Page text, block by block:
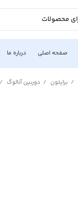
صفحه اصلی درباره ما
برایتون دوربین آنالوگ